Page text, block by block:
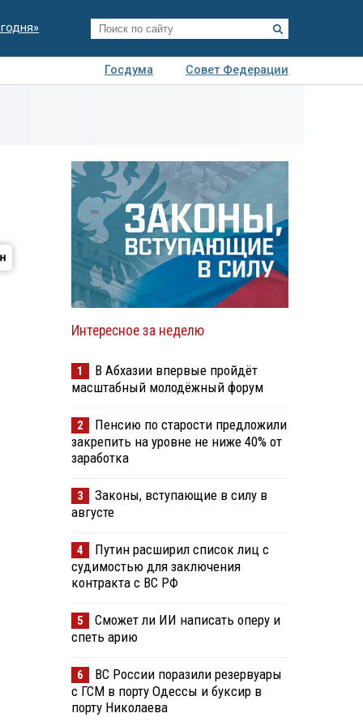
Госдума
Совет Федерации
Интересное за неделю
1
В Абхазии впервые пройдёт
масштабный молодёжный форум
2
Пенсию по старости предложили
закрепить на уровне не ниже 40% от
заработка
3
Законы, вступающие в силу в
августе
4
Путин расширил список лиц с
судимостью для заключения
контракта с ВС РФ
5
Сможет ли ИИ написать оперу и
спеть арию
6
ВС России поразили резервуары
с ГСМ в порту Одессы и буксир в
порту Николаева